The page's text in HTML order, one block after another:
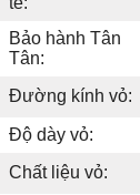
Bảo hành Tân
Tân:
Đường kính vỏ:
Độ dày vỏ:
Chất liệu vỏ: